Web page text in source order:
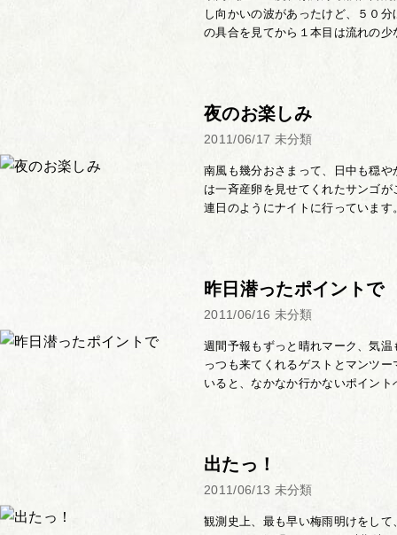
し向かいの波があったけど、５０
の具合を見てから１本目は流れの
夜のお楽しみ
2011/06/17 未分類
南風も幾分おさまって、日中も穏
は一斉産卵を見せてくれたサンゴ
連日のようにナイトに行っていま
昨日潜ったポイントで
2011/06/16 未分類
週間予報もずっと晴れマーク、気
っつも来てくれるゲストとマンツ
いると、なかなか行かないポイン
出たっ！
2011/06/13 未分類
観測史上、最も早い梅雨明けをし